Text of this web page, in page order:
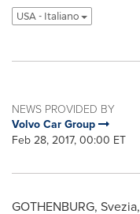
USA - Italiano
NEWS PROVIDED BY
Volvo Car Group
Feb 28, 2017, 00:00 ET
GOTHENBURG, Svezia,